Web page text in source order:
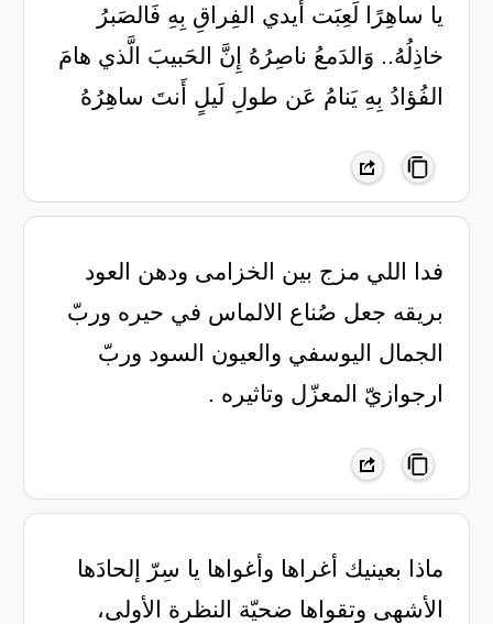
يا ساهِرًا لَعِبَت أَيدي الفِراقِ بِهِ فَالصَبرُ
خاذِلُهُ.. وَالدَمعُ ناصِرُهُ إِنَّ الحَبيبَ الَّذي هامَ
الفُؤادُ بِهِ يَنامُ عَن طولِ لَيلٍ أَنتَ ساهِرُهُ
فدا اللي مزج بين الخزامى ودهن العود
‏بريقه جعل صُناع الالماس في حيره ‏وربّ
الجمال اليوسفي والعيون السود ‏وربّ
ارجوازيّ المعزّل وتاثيره .
ماذا بعينيك أغراها وأغواها يا سِرّ إلحادَها
الأشهى وتقواها ضحيّة النظرة الأولى،